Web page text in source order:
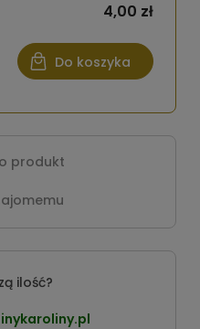
4,00 zł
Do koszyka
produkt
ilość?